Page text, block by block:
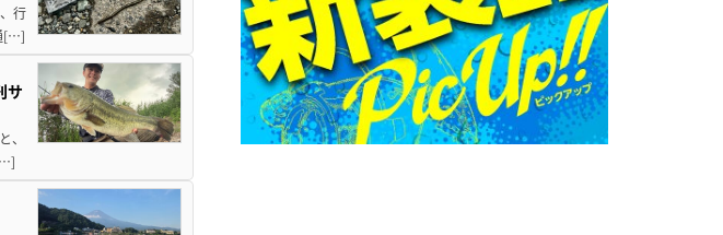
行
[…]
サ